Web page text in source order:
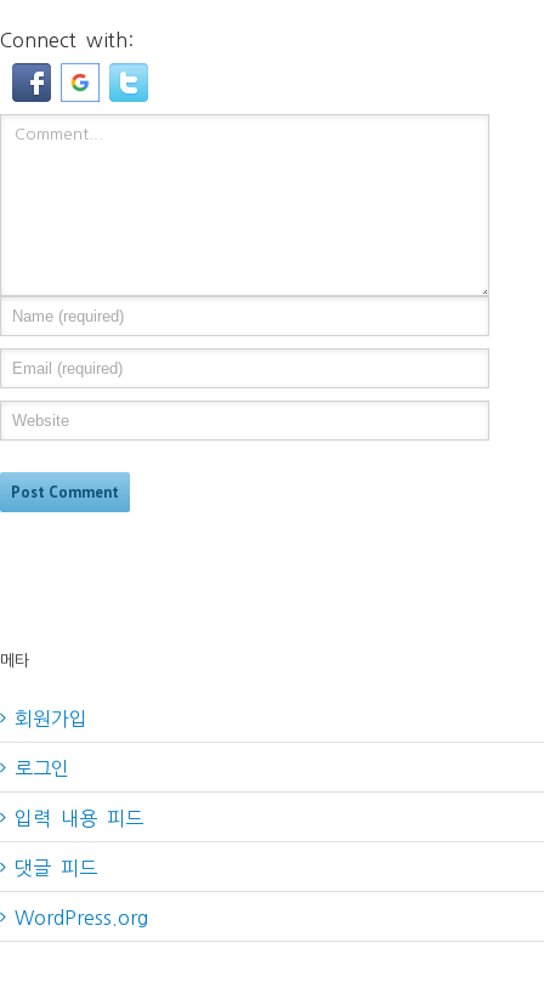
Connect with:
메타
회원가입
로그인
입력 내용 피드
댓글 피드
WordPress.org